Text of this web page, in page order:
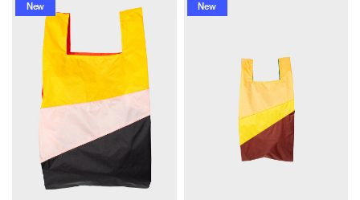
New New